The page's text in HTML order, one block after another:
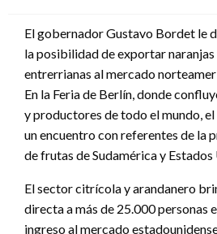
El gobernador Gustavo Bordet le
la posibilidad de exportar naranjas
entrerrianas al mercado
En la Feria de Berlín, donde
y productores de todo el mundo,
un encuentro con referentes de la
de frutas de Sudamérica y Estados
El sector citrícola y arandanero
directa a más de 25.000 personas
ingreso al mercado